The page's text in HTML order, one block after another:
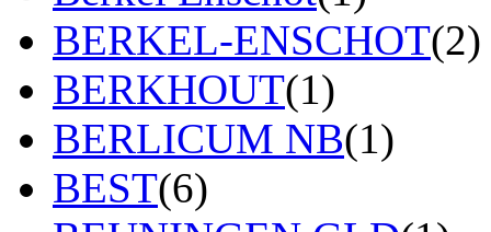
BERKEL-ENSCHOT(2)
BERKHOUT(1)
BERLICUM NB(1)
BEST(6)